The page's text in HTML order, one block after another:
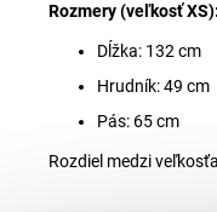
Rozmery (veľkosť XS):
Dĺžka: 132 cm
Hrudník: 49 cm
Pás: 65 cm
Rozdiel medzi